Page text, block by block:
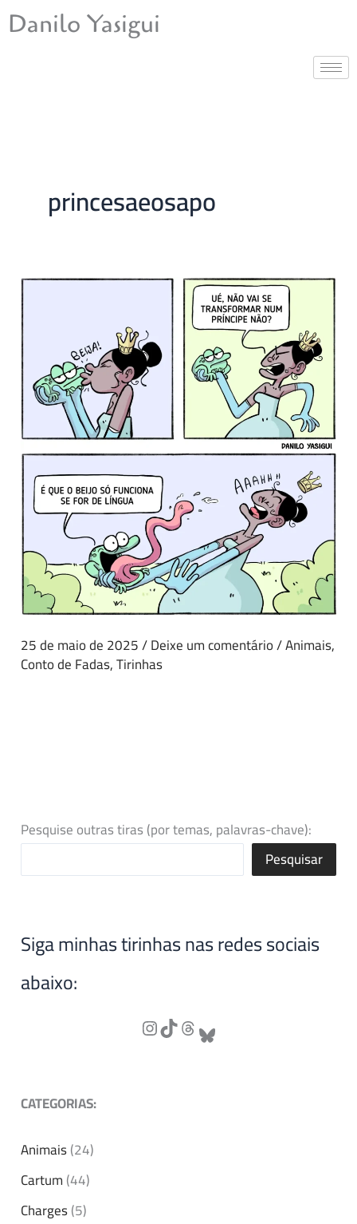
para
Danilo Yasigui
princesaeosapo
25 de maio de 2025/Deixe um comentário/Animais,
Conto de Fadas,Tirinhas
Pesquise outras tiras (por temas, palavras-chave):
Pesquisar
Siga minhas tirinhas nas redes sociais
abaixo:
CATEGORIAS:
Animais(24)
Cartum(44)
Charges(5)